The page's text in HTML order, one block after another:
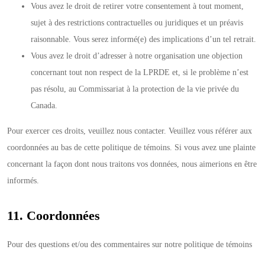
Vous avez le droit de retirer votre consentement à tout moment,
sujet à des restrictions contractuelles ou juridiques et un préavis
raisonnable. Vous serez informé(e) des implications d’un tel retrait.
Vous avez le droit d’adresser à notre organisation une objection
concernant tout non respect de la LPRDE et, si le problème n’est
pas résolu, au Commissariat à la protection de la vie privée du
Canada.
Pour exercer ces droits, veuillez nous contacter. Veuillez vous référer aux
coordonnées au bas de cette politique de témoins. Si vous avez une plainte
concernant la façon dont nous traitons vos données, nous aimerions en être
informés.
11. Coordonnées
Pour des questions et/ou des commentaires sur notre politique de témoins